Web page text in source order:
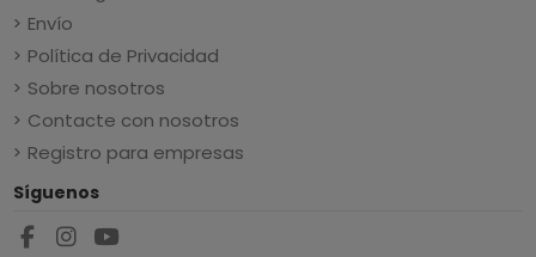
Envío
Política de Privacidad
Sobre nosotros
Contacte con nosotros
Registro para empresas
Síguenos